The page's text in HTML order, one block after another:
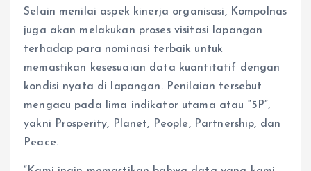
Selain menilai aspek kinerja organisasi, Kompolnas
juga akan melakukan proses visitasi lapangan
terhadap para nominasi terbaik untuk
memastikan kesesuaian data kuantitatif dengan
kondisi nyata di lapangan. Penilaian tersebut
mengacu pada lima indikator utama atau “5P”,
yakni Prosperity, Planet, People, Partnership, dan
Peace.